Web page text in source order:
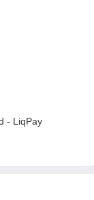
- LiqPay